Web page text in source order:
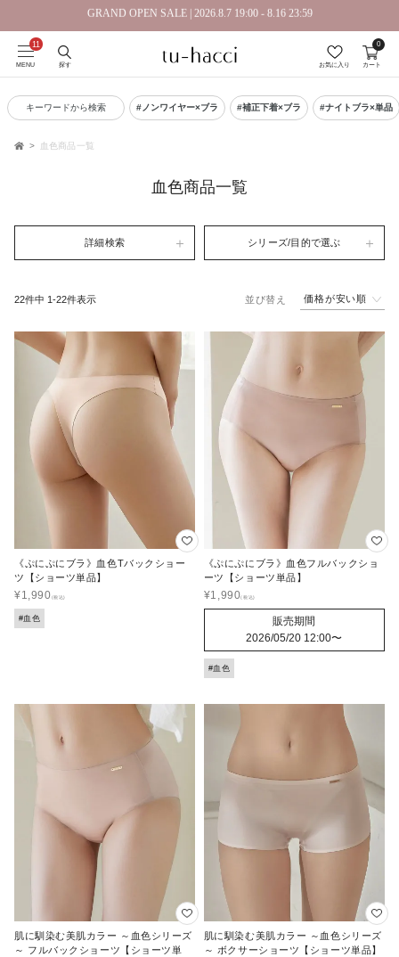
GRAND OPEN SALE | 2026.8.7 19:00 - 8.16 23:59
会員登録で今すぐ使えるポイントプレゼント！
MENU 探す お気に入り カート
0
キーワードから検索 #ノンワイヤー×ブラ #補正下着×ブラ #ナイトブラ×単品
血色商品一覧
血色商品一覧
詳細検索 シリーズ/目的で選ぶ
並び替え 価格が安い順
22件中 1-22件表示
《ぷにぷにブラ》血色Tバックショー
ツ【ショーツ単品】
¥1,990
#血色
《ぷにぷにブラ》血色フルバックショ
ーツ【ショーツ単品】
¥1,990
販売期間
2026/05/20 12:00〜
#血色
肌に馴染む美肌カラー ～血色シリーズ
～ フルバックショーツ【ショーツ単
肌に馴染む美肌カラー ～血色シリーズ
～ ボクサーショーツ【ショーツ単品】